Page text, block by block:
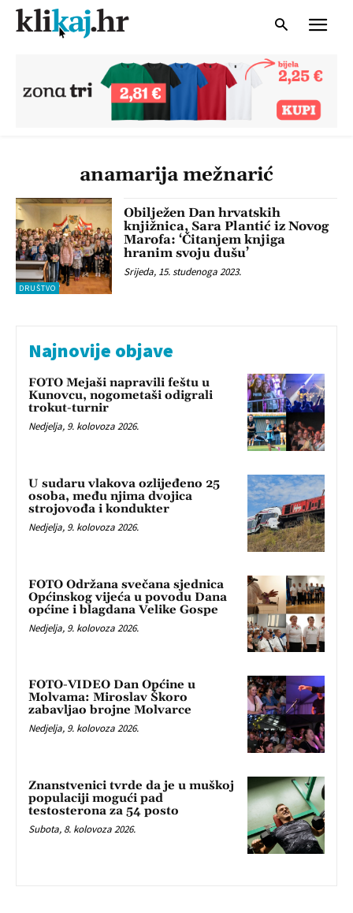
anamarija mežnarić
DRUŠTVO
Obilježen Dan hrvatskih
knjižnica, Sara Plantić iz Novog
Marofa: ‘Čitanjem knjiga
hranim svoju dušu’
Srijeda, 15. studenoga 2023.
Najnovije objave
FOTO Mejaši napravili feštu u
Kunovcu, nogometaši odigrali
trokut-turnir
Nedjelja, 9. kolovoza 2026.
U sudaru vlakova ozlijeđeno 25
osoba, među njima dvojica
strojovođa i kondukter
Nedjelja, 9. kolovoza 2026.
FOTO Održana svečana sjednica
Općinskog vijeća u povodu Dana
općine i blagdana Velike Gospe
Nedjelja, 9. kolovoza 2026.
FOTO-VIDEO Dan Općine u
Molvama: Miroslav Škoro
zabavljao brojne Molvarce
Nedjelja, 9. kolovoza 2026.
Znanstvenici tvrde da je u muškoj
populaciji mogući pad
testosterona za 54 posto
Subota, 8. kolovoza 2026.